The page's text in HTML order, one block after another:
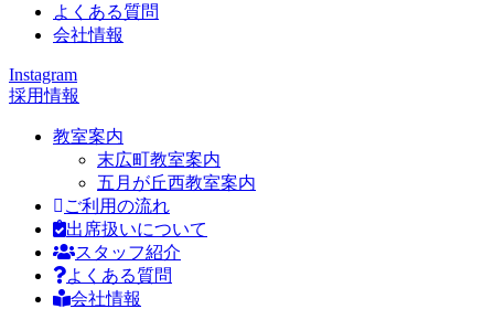
よくある質問
会社情報
Instagram
採用情報
教室案内
末広町教室案内
五月が丘西教室案内
ご利用の流れ
出席扱いについて
スタッフ紹介
よくある質問
会社情報